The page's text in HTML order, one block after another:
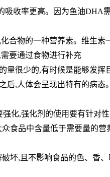
收率更高。因为鱼油DHA
合物的一种营养素。维生素
要通过食物进行补充
量很少的,有时候是能够发挥
后,人体会呈现出特有的病态。
化,强化剂的使用要有针对
食品中含量低于需要量的营
坏,且不影响食品的色、香、